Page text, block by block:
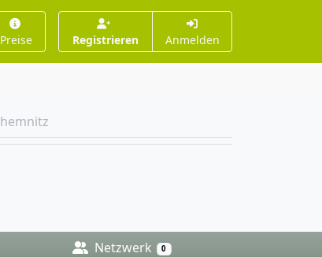
Preise Registrieren Anmelden
Netzwerk 0